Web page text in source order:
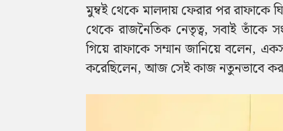
মুম্বই থেকে মালদায় ফেরার পর রাফাকে
থেকে রাজনৈতিক নেতৃত্ব, সবাই তাঁকে
গিয়ে রাফাকে সম্মান জানিয়ে বলেন,
করেছিলেন, আজ সেই কাজ নতুনভাবে